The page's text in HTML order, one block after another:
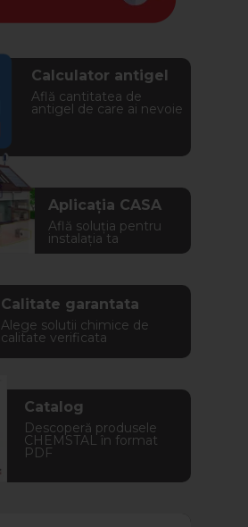
Calculator antigel
Află cantitatea de
antigel de care ai nevoie
Aplicația CASA
Află soluția pentru
instalația ta
Calitate garantata
Alege solutii chimice de
calitate verificata
Catalog
Descoperă produsele
CHEMSTAL în format
PDF